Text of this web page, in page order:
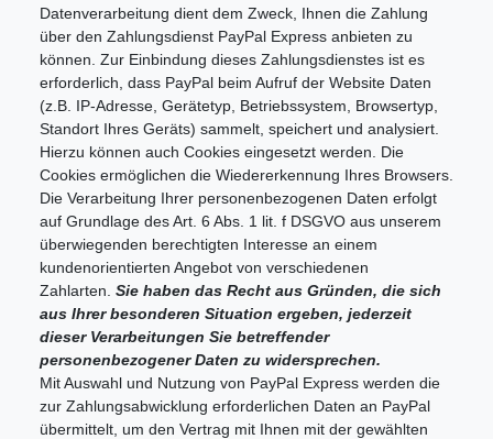
Datenverarbeitung dient dem Zweck, Ihnen die Zahlung
über den Zahlungsdienst PayPal Express anbieten zu
können. Zur Einbindung dieses Zahlungsdienstes ist es
erforderlich, dass PayPal beim Aufruf der Website Daten
(z.B. IP-Adresse, Gerätetyp, Betriebssystem, Browsertyp,
Standort Ihres Geräts) sammelt, speichert und analysiert.
Hierzu können auch Cookies eingesetzt werden. Die
Cookies ermöglichen die Wiedererkennung Ihres Browsers.
Die Verarbeitung Ihrer personenbezogenen Daten erfolgt
auf Grundlage des Art. 6 Abs. 1 lit. f DSGVO aus unserem
überwiegenden berechtigten Interesse an einem
kundenorientierten Angebot von verschiedenen
Zahlarten. Sie haben das Recht aus Gründen, die sich
aus Ihrer besonderen Situation ergeben, jederzeit
dieser Verarbeitungen Sie betreffender
personenbezogener Daten zu widersprechen.
Mit Auswahl und Nutzung von PayPal Express werden die
zur Zahlungsabwicklung erforderlichen Daten an PayPal
übermittelt, um den Vertrag mit Ihnen mit der gewählten